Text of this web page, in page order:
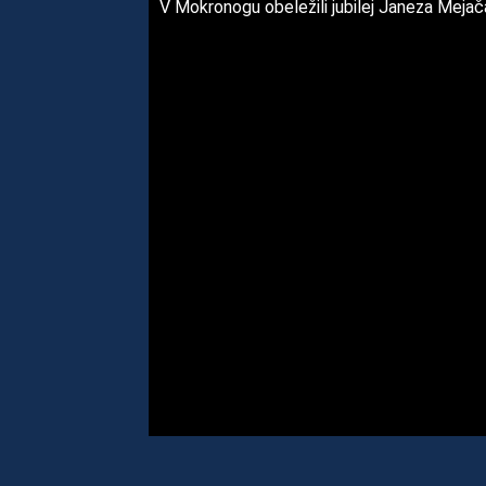
V Mokronogu obeležili jubilej Janeza